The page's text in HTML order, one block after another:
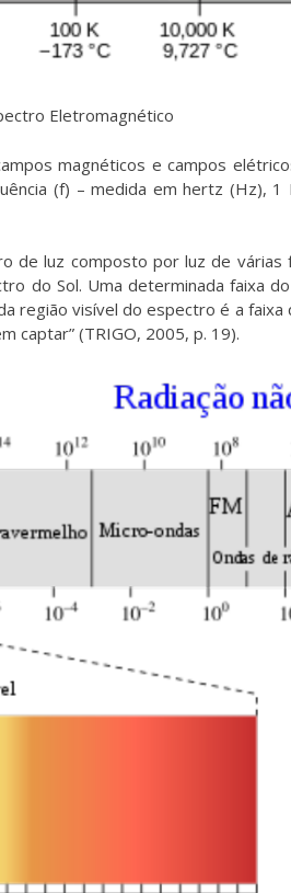
Eletromagnético
magnéticos e campos
(f) – medida em hertz (Hz),
de luz composto por luz de várias
do Sol. Uma determinada faixa
região visível do espectro é a
captar” (TRIGO, 2005, p. 19).